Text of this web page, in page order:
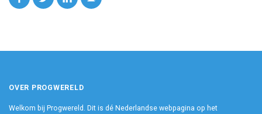
OVER PROGWERELD
Welkom bij Progwereld. Dit is dé Nederlandse webpagina op het